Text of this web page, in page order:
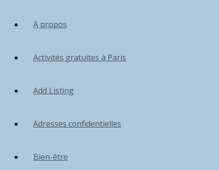
A propos
Activités gratuites à Paris
Add Listing
Adresses confidentielles
Bien-être